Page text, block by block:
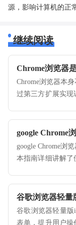
源，影响计算机的正
继续阅读
Chrome浏览器
Chrome浏览器本
过第三方扩展实现
google Chrome
google Chrome浏
本指南详细讲解了
谷歌浏览器轻量
谷歌浏览器轻量版
表单，提升用户操